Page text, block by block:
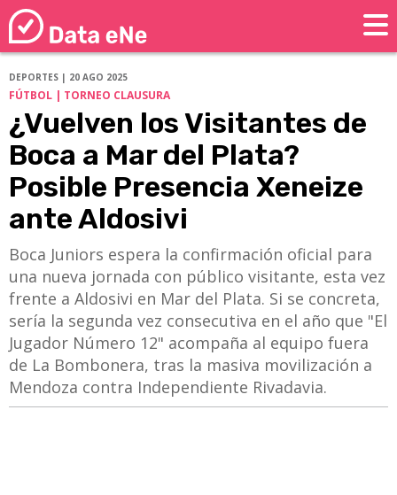
DEPORTES | 20 AGO 2025
FÚTBOL | TORNEO CLAUSURA
¿Vuelven los Visitantes de
Boca a Mar del Plata?
Posible Presencia Xeneize
ante Aldosivi
Boca Juniors espera la confirmación oficial para
una nueva jornada con público visitante, esta vez
frente a Aldosivi en Mar del Plata. Si se concreta,
sería la segunda vez consecutiva en el año que "El
Jugador Número 12" acompaña al equipo fuera
de La Bombonera, tras la masiva movilización a
Mendoza contra Independiente Rivadavia.